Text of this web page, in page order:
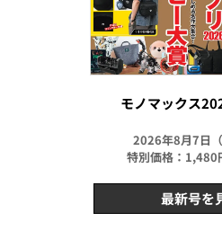
モノマックス
2026年8月7日
特別価格：1,480
最新号を